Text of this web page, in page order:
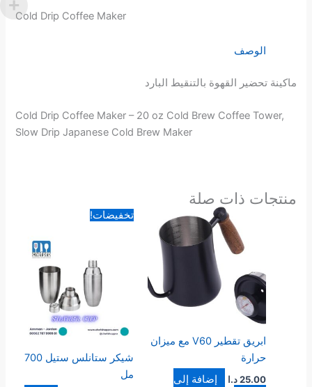
Cold Drip Coffee Maker
الوصف
ماكينة تحضير القهوة بالتنقيط البارد
Cold Drip Coffee Maker – 20 oz Cold Brew Coffee Tower,
Slow Drip Japanese Cold Brew Maker
منتجات ذات صلة
ابريق تقطير V60 مع ميزان
حرارة
25.00 د.ا
إضافة إلى
تخفيضات!
شيكر ستانلس ستيل 700
مل
السعر
الأصلي
9.00 د.ا.